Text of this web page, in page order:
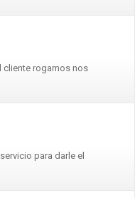
cliente rogamos nos
para darle el